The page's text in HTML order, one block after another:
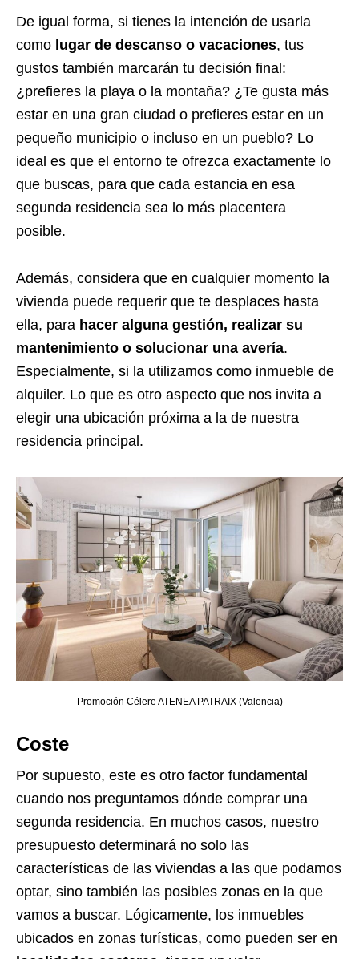
De igual forma, si tienes la intención de usarla
como lugar de descanso o vacaciones, tus
gustos también marcarán tu decisión final:
¿prefieres la playa o la montaña? ¿Te gusta más
estar en una gran ciudad o prefieres estar en un
pequeño municipio o incluso en un pueblo? Lo
ideal es que el entorno te ofrezca exactamente lo
que buscas, para que cada estancia en esa
segunda residencia sea lo más placentera
posible.
Además, considera que en cualquier momento la
vivienda puede requerir que te desplaces hasta
ella, para hacer alguna gestión, realizar su
mantenimiento o solucionar una avería.
Especialmente, si la utilizamos como inmueble de
alquiler. Lo que es otro aspecto que nos invita a
elegir una ubicación próxima a la de nuestra
residencia principal.
Promoción Célere ATENEA PATRAIX (Valencia)
Coste
Por supuesto, este es otro factor fundamental
cuando nos preguntamos dónde comprar una
segunda residencia. En muchos casos, nuestro
presupuesto determinará no solo las
características de las viviendas a las que podamos
optar, sino también las posibles zonas en la que
vamos a buscar. Lógicamente, los inmuebles
ubicados en zonas turísticas, como pueden ser en